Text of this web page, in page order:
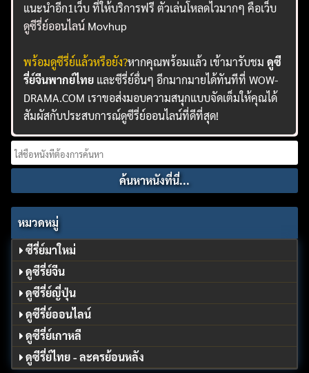
แนะนำอีก1เว็บ ที่ให้บริการฟรี ตัวเล่นโหลดไวมากๆ คือเว็บ
ดูซีรี่ย์ออนไลน์ Movhup
พร้อมดูซีรี่ย์แล้วหรือยัง?หากคุณพร้อมแล้ว เข้ามารับชมดูซี
รี่ย์จีนพากย์ไทย และซีรี่ย์อื่นๆ อีกมากมายได้ทันทีที่ WOW-
DRAMA.COM เราขอส่งมอบความสนุกแบบจัดเต็มให้คุณได้
สัมผัสกับประสบการณ์ดูซีรี่ย์ออนไลน์ที่ดีที่สุด!
Search
for:
หมวดหมู่
ซีรี่ย์มาใหม่
ดูซีรี่ย์จีน
ดูซีรี่ย์ญี่ปุ่น
ดูซีรี่ย์ออนไลน์
ดูซีรี่ย์เกาหลี
ดูซีรี่ย์ไทย - ละครย้อนหลัง